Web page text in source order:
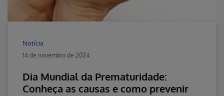
Notícia
14 de novembro de 2024
Dia Mundial da Prematuridade:
Conheça as causas e como prevenir